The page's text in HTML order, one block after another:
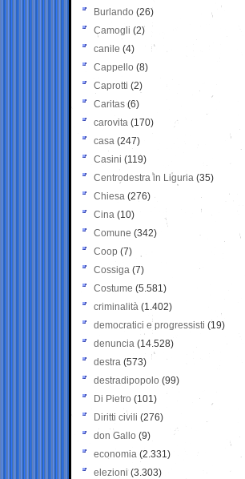
Burlando (26)
Camogli (2)
canile (4)
Cappello (8)
Caprotti (2)
Caritas (6)
carovita (170)
casa (247)
Casini (119)
Centrodestra in Liguria (35)
Chiesa (276)
Cina (10)
Comune (342)
Coop (7)
Cossiga (7)
Costume (5.581)
criminalità (1.402)
democratici e progressisti (19)
denuncia (14.528)
destra (573)
destradipopolo (99)
Di Pietro (101)
Diritti civili (276)
don Gallo (9)
economia (2.331)
elezioni (3.303)